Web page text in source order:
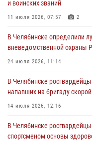
В Челябинской области
задержан подозреваемый в
и воинских званий
11 июля 2026, 07:57 2
В Челябинске определили
вневедомственной охраны
24 июля 2026, 11:14
В Челябинске
напавших на бригаду
14 июля 2026, 12:16
В Челябинске
спортсменом основы